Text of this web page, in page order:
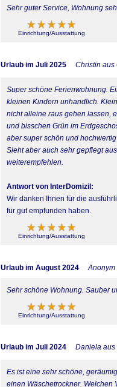
Sehr guter Service, Wohnung
Einrichtung/Ausstattung
Urlaub im Juli 2025 Christin aus
Super schöne Ferienwohnung.
kleinen Kindern unhandlich.
nicht alleine raus gehen lassen,
und bisschen Grün im
aber super schön und
Sieht aber auch sehr gepflegt
weiterempfehlen.
Antwort von InterDomizil:
Wir danken Ihnen für die
für gut empfunden haben.
Einrichtung/Ausstattung
Urlaub im August 2024 Anonym
Sehr schöne Wohnung. Sauber
Einrichtung/Ausstattung
Urlaub im Juli 2024 Daniela
Es ist eine sehr schöne,
einen Wäschetrockner. Welchen